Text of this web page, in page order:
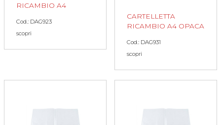
RICAMBIO A4
Cod.: DAG923
scopri
CARTELLETTA
RICAMBIO A4 OPACA
Cod.: DAG931
scopri